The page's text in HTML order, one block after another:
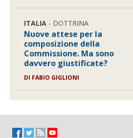
ITALIA - DOTTRINA
Nuove attese per la
composizione della
Commissione. Ma sono
davvero giustificate?
DI FABIO GIGLIONI